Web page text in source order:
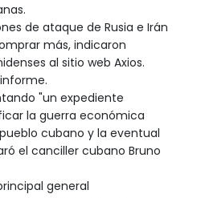
de ataque de Rusia e Irán
más, indicaron
al sitio web Axios.
"un expediente
la guerra económica
cubano y la eventual
el canciller cubano Bruno
general